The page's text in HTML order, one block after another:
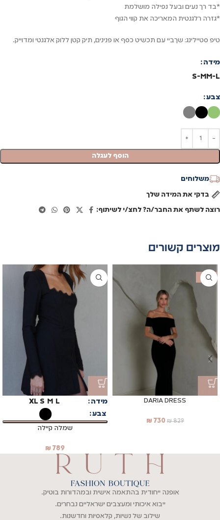
*בד רך נעים ובעל נפילה מושלמת
*גזרה רלגנטית המאריכה את קווי הגוף
טיפ סטיילינג: שךביי עם תכשיט כסף או פנינים, תיק קטן ללוק אלגנטי ומדוייק.
מידה
M-L
S-M
צבע
הוסף לעגלה
משלוחים
בדקי את המידה שלך
רוצה לשתף את החבר/ה? לחצ/י לשיתוף:
מוצרים קשורים
SALE
DARIA DRESS
₪829
₪ 730
מידה L
M
S
XL
צבע
שמלה קיילה
₪ 789
אופנה ייחודית בהתאמה אישית ובמהדורות בוטיק.
ייבוא איכותי ומעצבים ישראליים נבחרים.
שילוב של נשיות, קלאסיות וחדשנות.